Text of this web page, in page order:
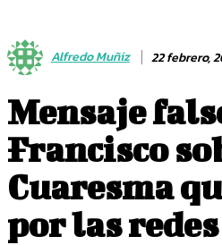
Alfredo Muñiz 22 febrero,
Mensaje
Francisco
Cuaresma
por las redes